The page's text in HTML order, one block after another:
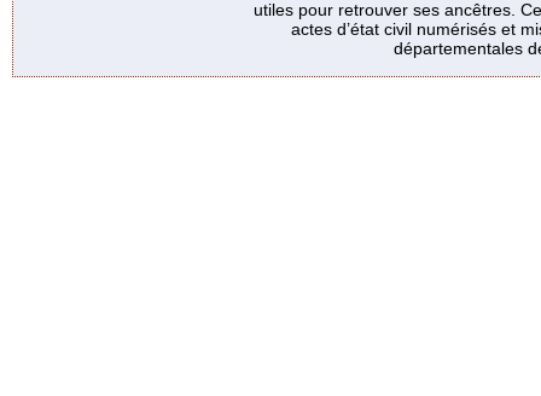
utiles pour retrouver ses ancêtres.
actes d’état civil numérisés et
départementales